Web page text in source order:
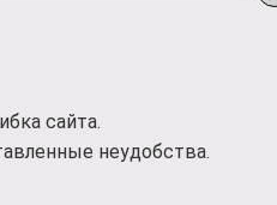
сайта.
неудобства.